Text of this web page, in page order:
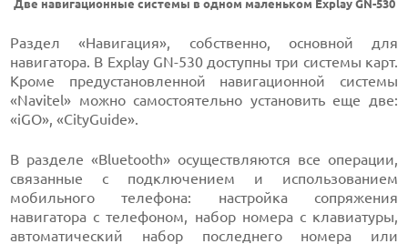
Две навигационные системы в одном маленьком Explay GN-530
Раздел «Навигация», собственно, основной для
навигатора. В Explay GN-530 доступны три системы карт.
Кроме предустановленной навигационной системы
«Navitel» можно самостоятельно установить еще две:
«iGO», «CityGuide».
В разделе «Bluetooth» осуществляются все операции,
связанные с подключением и использованием
мобильного телефона: настройка сопряжения
навигатора с телефоном, набор номера с клавиатуры,
автоматический набор последнего номера или